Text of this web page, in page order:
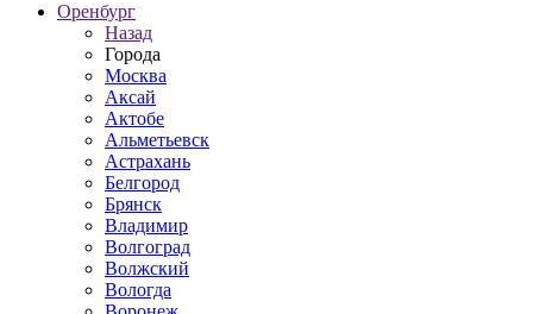
Оренбург
Назад
Города
Москва
Аксай
Актобе
Альметьевск
Астрахань
Белгород
Брянск
Владимир
Волгоград
Волжский
Вологда